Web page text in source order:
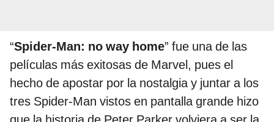
“Spider-Man: no way home” fue una de las
películas más exitosas de Marvel, pues el
hecho de apostar por la nostalgia y juntar a los
tres Spider-Man vistos en pantalla grande hizo